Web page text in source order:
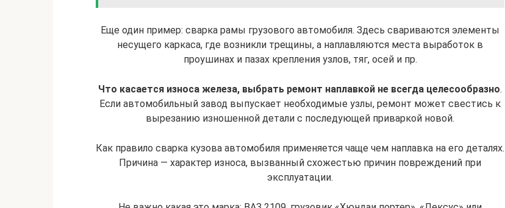
Еще один пример: сварка рамы грузового автомобиля. Здесь свариваются элементы
несущего каркаса, где возникли трещины, а наплавляются места выработок в
проушинах и пазах крепления узлов, тяг, осей и пр.
Что касается износа железа, выбрать ремонт наплавкой не всегда целесообразно.
Если автомобильный завод выпускает необходимые узлы, ремонт может свестись к
вырезанию изношенной детали с последующей приваркой новой.
Как правило сварка кузова автомобиля применяется чаще чем наплавка на его деталях.
Причина — характер износа, вызванный схожестью причин повреждений при
эксплуатации.